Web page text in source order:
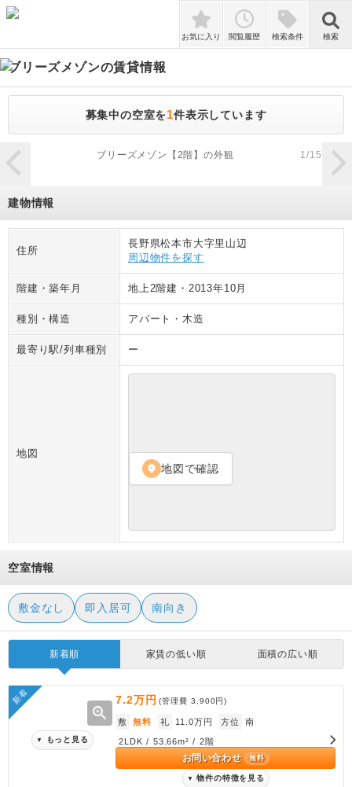
検索
お気に入り 閲覧履歴 検索条件 検索
ブリーズメゾンの賃貸情報
募集中の空室を1件表示しています
zoom_in
ブリーズメゾン【2階】の外観 1/15
建物情報
住所
長野県松本市大字里山辺
周辺物件を探す
階建・築年月 地上2階建 ・ 2013年10月
種別・構造 アパート ・ 木造
最寄り駅/列車種別 ー
地図
location_on 地図で確認
空室情報
敷金なし 即入居可 南向き
新着順 家賃の低い順 面積の広い順
新着
zoom_in
▼ もっと見る
7.2万円 (管理費3,900円)
敷 無料 礼 11.0万円 方位 南
2LDK / 53.66m² / 2階
お問い合わせ 無料
▼ 物件の特徴を見る